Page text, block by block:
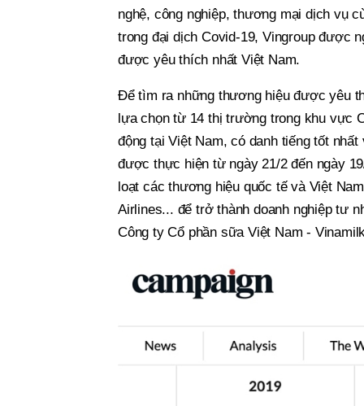
nghệ, công nghiệp, thương mại dịch vụ
trong đại dịch Covid-19, Vingroup được
được yêu thích nhất Việt Nam.
Để tìm ra những thương hiệu được yêu
lựa chọn từ 14 thị trường trong khu vực
động tại Việt Nam, có danh tiếng tốt
được thực hiện từ ngày 21/2 đến ngày
loạt các thương hiệu quốc tế và Việt
Airlines... để trở thành doanh nghiệp tư
Công ty Cổ phần sữa Việt Nam -